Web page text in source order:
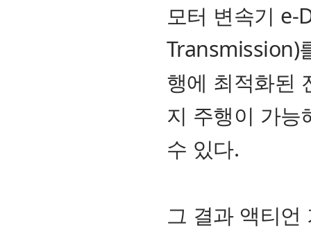
모터 변속기
Transmission)
행에 최적화된
지 주행이 가능
수 있다.
그 결과 액티언